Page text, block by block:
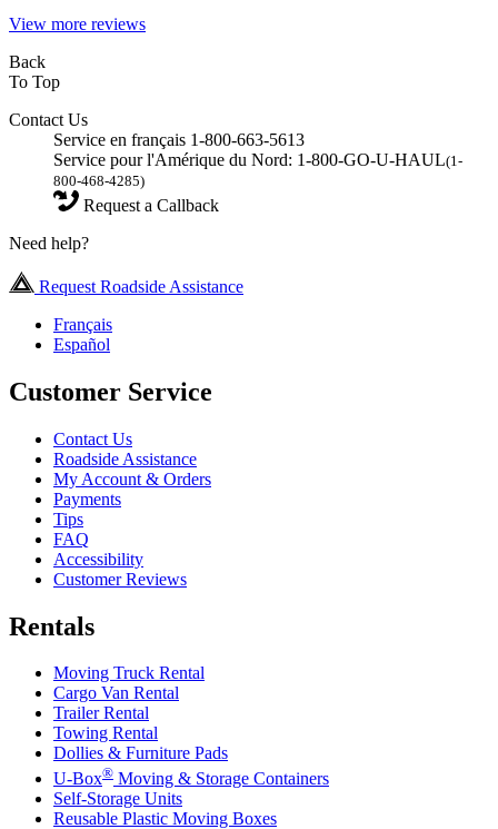
View more reviews
Back
To Top
Contact Us
Service en français 1-800-663-5613
Service pour l'Amérique du Nord: 1-800-GO-U-HAUL(1-
800-468-4285)
Request a Callback
Need help?
Request Roadside Assistance
Français
Español
Customer Service
Contact Us
Roadside Assistance
My Account & Orders
Payments
Tips
FAQ
Accessibility
Customer Reviews
Rentals
Moving Truck Rental
Cargo Van Rental
Trailer Rental
Towing Rental
Dollies & Furniture Pads
U-Box® Moving & Storage Containers
Self-Storage Units
Reusable Plastic Moving Boxes